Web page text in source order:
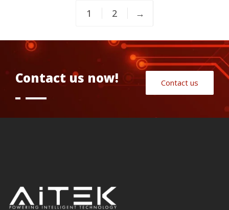
1 2 →
Contact us now! Contact us